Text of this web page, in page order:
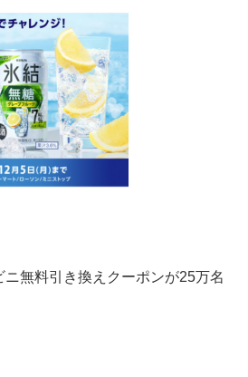
ニ無料引き換えクーポンが25万名